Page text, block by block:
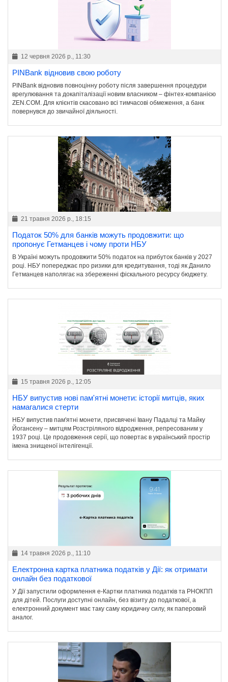
12 червня 2026 р., 11:30
PINBank відновив свою роботу
PINBank відновив повноцінну роботу після завершення процедури
врегулювання та докапіталізації новим власником – фінтех-компанією
ZEN.COM. Для клієнтів скасовано всі тимчасові обмеження, а банк
повернувся до звичайної діяльності.
21 травня 2026 р., 18:15
Податок 50% для банків можуть продовжити: що
пропонує Гетманцев і чому проти НБУ
В Україні можуть продовжити 50% податок на прибуток банків у 2027
році. НБУ попереджає про ризики для кредитування, тоді як Данило
Гетманцев наполягає на збереженні фіскального ресурсу бюджету.
15 травня 2026 р., 12:05
НБУ випустив нові пам'ятні монети: історії митців, яких
намагалися стерти
НБУ випустив пам'ятні монети, присвячені Івану Падалці та Майку
Йогансену – митцям Розстріляного відродження, репресованим у
1937 році. Це продовження серії, що повертає в український простір
імена знищеної інтелігенції.
14 травня 2026 р., 11:10
Електронна картка платника податків у Дії: як отримати
онлайн без податкової
У Дії запустили оформлення е-Картки платника податків та РНОКПП
для дітей. Послуги доступні онлайн, без візиту до податкової, а
електронний документ має таку саму юридичну силу, як паперовий
аналог.